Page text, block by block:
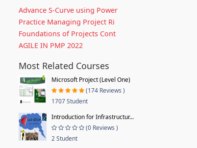
Advance S-Curve using Power
Practice Managing Project Ri
Foundations of Projects Cont
AGILE IN PMP 2022
Most Related Courses
Microsoft Project (Level One)
(174 Reviews )
1707 Student
Introduction for Infrastructur...
(0 Reviews )
2 Student